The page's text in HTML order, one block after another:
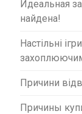
Идеальная
найдена!
Настільні
Причини
Причины